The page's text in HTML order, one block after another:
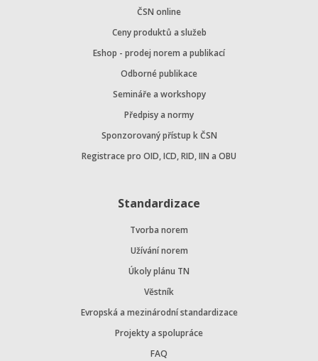
ČSN online
Ceny produktů a služeb
Eshop - prodej norem a publikací
Odborné publikace
Semináře a workshopy
Předpisy a normy
Sponzorovaný přístup k ČSN
Registrace pro OID, ICD, RID, IIN a OBU
Standardizace
Tvorba norem
Užívání norem
Úkoly plánu TN
Věstník
Evropská a mezinárodní standardizace
Projekty a spolupráce
FAQ